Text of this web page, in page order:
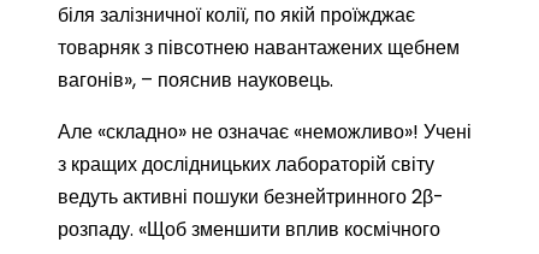
біля залізничної колії, по якій проїжджає
товарняк з півсотнею навантажених щебнем
вагонів», – пояснив науковець.
Але «складно» не означає «неможливо»! Учені
з кращих дослідницьких лабораторій світу
ведуть активні пошуки безнейтринного 2β-
розпаду. «Щоб зменшити вплив космічного